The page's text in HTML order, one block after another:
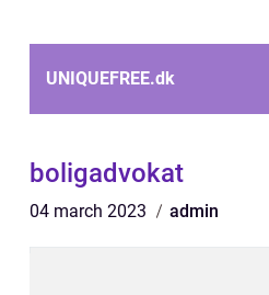
UNIQUEFREE.dk
boligadvokat
04 march 2023 admin